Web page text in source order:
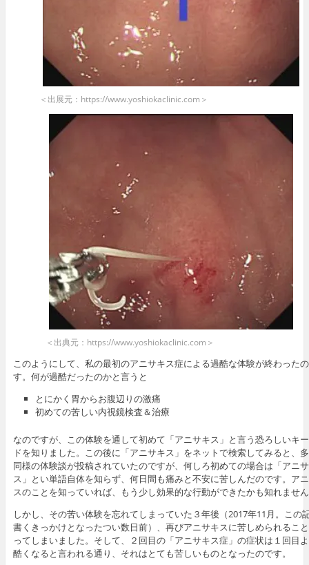
＜出展元：https://www.yoshiokaclinic.com＞
＜出典元：https://www.yoshiokaclinic.com＞
このようにして、私の最初のアニサキス症による過酷な体験が終わった
す。何が過酷だったのかと言うと
とにかく胃からお腹辺りの激痛
初めての苦しい内視鏡検査＆治療
なのですが、この体験を通して初めて「アニサキス」と言う恐ろしいキ
ドを知りました。この後に「アニサキス」をネットで検索してみると、
同様の体験談が投稿されていたのですが、何しろ初めての場合は「アニ
ス」とい単語自体を知らず、何日間も痛みと不安に苦しんだのです。ア
スのことを知っていれば、もう少し効果的な行動ができたかも知れませ
しかし、その苦い体験を忘れてしまっていた３年後（2017年11月。この
書くきっかけとなったつい数日前）、再びアニサキスに苦しめられるこ
ってしまいました。そして、２回目の「アニサキス症」の症状は１回目
酷くなると言われる通り、それはとても苦しいものとなったのです。